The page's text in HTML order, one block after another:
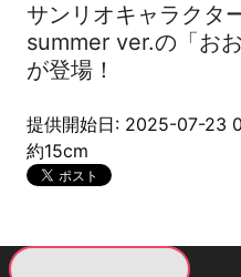
サンリオキャラクタ
summer ver.の「お
が登場！
提供開始日: 2025-07-23
約15cm